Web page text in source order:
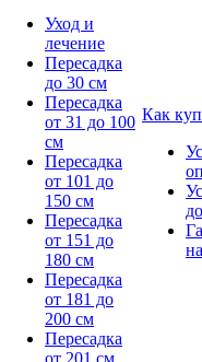
Уход и
лечение
Пересадка
до 30 см
Пересадка
от 31 до 100
см
Пересадка
от 101 до
150 см
Пересадка
от 151 до
180 см
Пересадка
от 181 до
200 см
Пересадка
от 201 см
Как